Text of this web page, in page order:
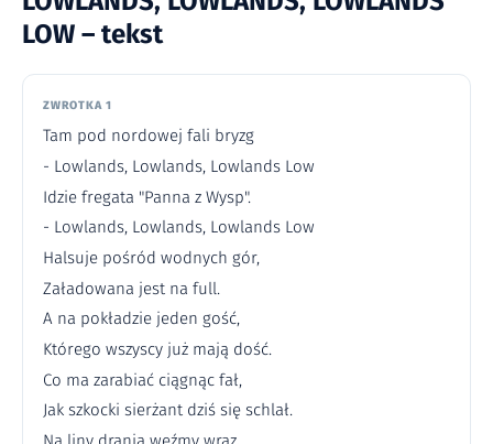
LOW – tekst
ZWROTKA 1
Tam pod nordowej fali bryzg
- Lowlands, Lowlands, Lowlands Low
Idzie fregata "Panna z Wysp".
- Lowlands, Lowlands, Lowlands Low
Halsuje pośród wodnych gór,
Załadowana jest na full.
A na pokładzie jeden gość,
Którego wszyscy już mają dość.
Co ma zarabiać ciągnąc fał,
Jak szkocki sierżant dziś się schlał.